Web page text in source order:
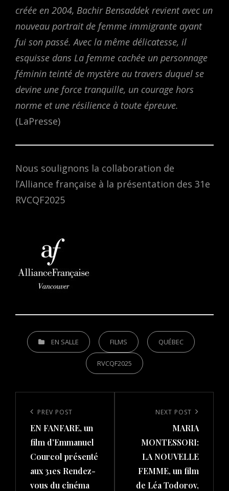
créée en 2004, Bachir Bensaddek revient avec un
nouveau portrait de femme immigrante ayant
fui son passé. Avec la même délicatesse, il
esquisse dans La femme cachée un personnage
féminin teinté de mystère au travers duquel se
devine une force tranquille, un courage hors
norme et une résilience à toute épreuve.
(LaPresse)
Nous soulignons la collaboration de
l’Alliance française à la présentation des 31e
RVCQF2025
CATEGORIESEN SALLE FILMS QUÉBEC
RVCQF2025
navigation
Previous
Post
PREV POST
EN FANFARE, un
film d’Emmanuel
Courcol présenté
aux 31es Rendez-
vous du cinéma
NEXT POST
MARIA
MONTESSORI:
LA NOUVELLE
FEMME, un film
de Léa Todorov,